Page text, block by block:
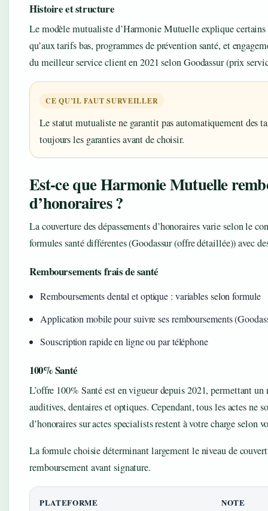
Histoire et structure
Le modèle mutualiste d’Harmonie Mutuelle explique
qu’aux tarifs bas, programmes de prévention santé, et
du meilleur service client en 2021 selon Goodassur (prix
CE QU’IL FAUT SURVEILLER
Le statut mutualiste ne garantit pas automatiquement des
toujours les garanties avant de choisir.
Est-ce que Harmonie Mutuelle
d’honoraires ?
La couverture des dépassements d’honoraires varie selon le
formules santé différentes (Goodassur (offre détaillée)) avec
Remboursements frais de santé
Remboursements dental et optique : variables selon formule
Application mobile pour suivre ses remboursements
Souscription rapide en ligne ou par téléphone
100% Santé
L’offre 100% Santé est en vigueur depuis 2021, permettant un
auditives, dentaires et optiques. Cependant, tous les actes ne
d’honoraires sur actes specialists restent à votre charge selon
La formule choisie déterminant largement le niveau de
remboursement avant signature.
PLATEFORME NOTE